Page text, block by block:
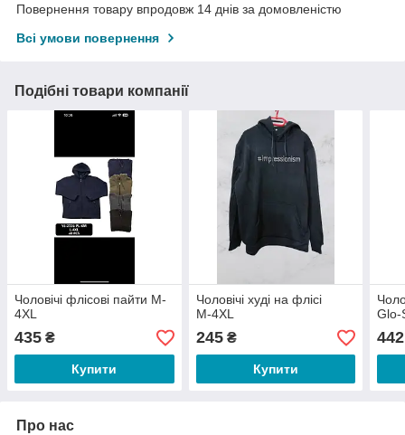
Повернення товару впродовж 14 днів за домовленістю
Всі умови повернення
Подібні товари компанії
Чоловічі флісові пайти M-
4XL
435 ₴
Купити
Чоловічі худі на флісі
М-4XL
245₴
Купити
Glo-
442
Про нас